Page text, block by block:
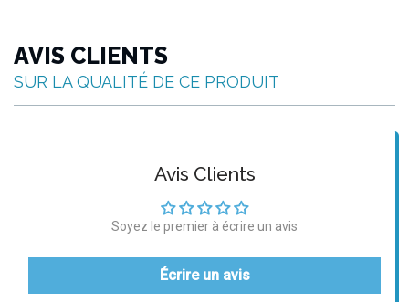
AVIS CLIENTS
SUR LA QUALITÉ DE CE PRODUIT
Avis Clients
Soyez le premier à écrire un avis
Écrire un avis